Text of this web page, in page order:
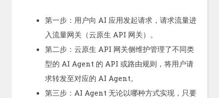
第一步：用户向 AI 应用发起请求，请求流量进
入流量网关（云原生 API 网关）。
第二步：云原生 API 网关侧维护管理了不同类
型的 AI Agent 的 API 或路由规则，将用户请
求转发至对应的 AI Agent。
第三步：AI Agent 无论以哪种方式实现，只要